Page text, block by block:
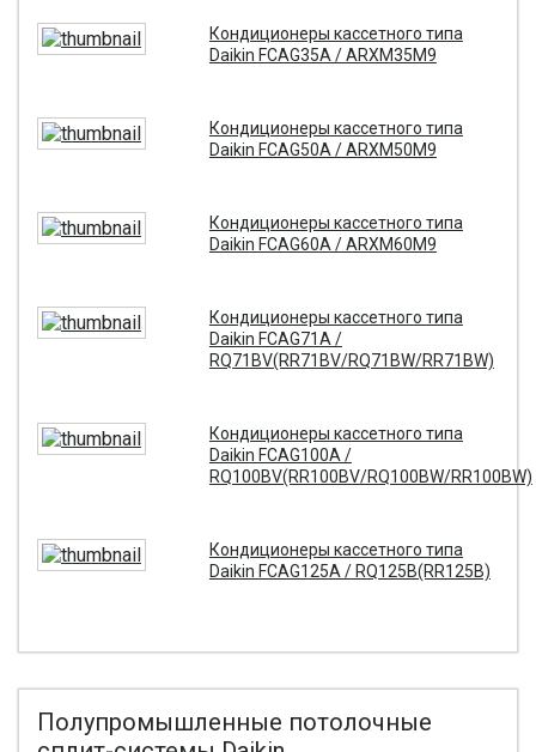
Кондиционеры кассетного типа
Daikin FCAG35A / ARXM35M9
Кондиционеры кассетного типа
Daikin FCAG50A / ARXM50M9
Кондиционеры кассетного типа
Daikin FCAG60A / ARXM60M9
Кондиционеры кассетного типа
Daikin FCAG71A /
RQ71BV(RR71BV/RQ71BW/RR71BW)
Кондиционеры кассетного типа
Daikin FCAG100A /
RQ100BV(RR100BV/RQ100BW/RR100BW)
Кондиционеры кассетного типа
Daikin FCAG125A / RQ125B(RR125B)
Полупромышленные потолочные